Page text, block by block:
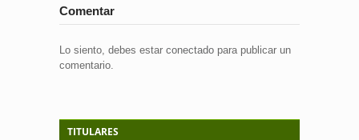
Comentar
Lo siento, debes estar conectado para publicar un
comentario.
TITULARES